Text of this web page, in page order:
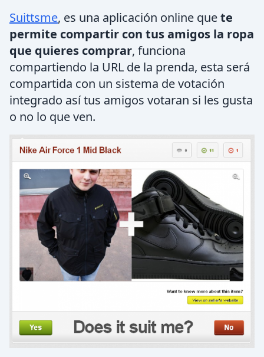
Suittsme, es una aplicación online quete
permite compartir con tus amigos la ropa
que quieres comprar, funciona
compartiendo la URL de la prenda, esta será
compartida con un sistema de votación
integrado así tus amigos votaran si les gusta
o no lo que ven.